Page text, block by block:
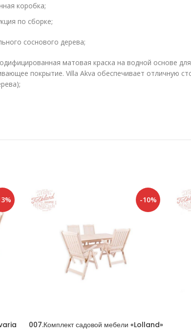
коробка;
по сборке;
соснового дерева;
матовая краска на водной основе
покрытие. Villa Akva обеспечивает отличную
-10%
007.Комплект садовой мебели «Lolland»